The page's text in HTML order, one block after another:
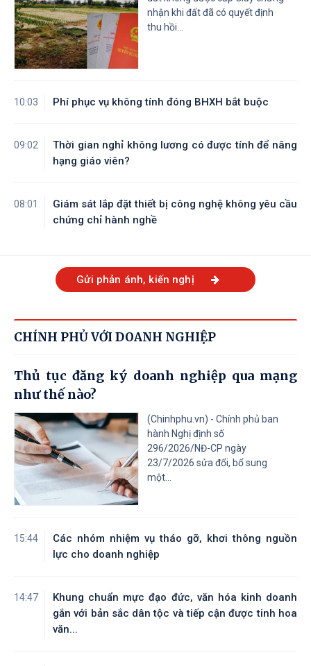
nhận khi đất đã có quyết định
thu hồi...
10:03 Phí phục vụ không tính đóng BHXH bắt buộc
09:02
Thời gian nghỉ không lương có được tính để nâng
hạng giáo viên?
08:01
Giám sát lắp đặt thiết bị công nghệ không yêu cầu
chứng chỉ hành nghề
Gửi phản ánh, kiến nghị
CHÍNH PHỦ VỚI DOANH NGHIỆP
Thủ tục đăng ký doanh nghiệp qua mạng
như thế nào?
(Chinhphu.vn) - Chính phủ ban
hành Nghị định số
296/2026/NĐ-CP ngày
23/7/2026 sửa đổi, bổ sung
một...
15:44
Các nhóm nhiệm vụ tháo gỡ, khơi thông nguồn
lực cho doanh nghiệp
14:47
Khung chuẩn mực đạo đức, văn hóa kinh doanh
gắn với bản sắc dân tộc và tiếp cận được tinh hoa
văn...